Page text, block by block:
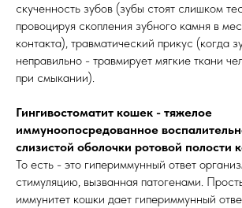
скученность зубов (зубы стоят слишком
провоцируя скопления зубного камня в
контакта), травматический прикус (когда
неправильно - травмирует мягкие ткани
при смыкании).
Гингивостоматит кошек - тяжелое
иммуноопосредованное
слизистой оболочки ротовой полости
То есть - это гипериммунный ответ
стимуляцию, вызванная патогенами.
иммунитет кошки дает гипериммунный